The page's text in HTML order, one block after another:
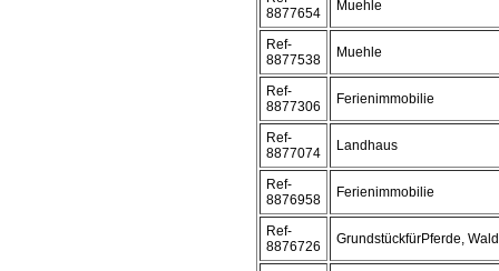
8877654
Muehle
Ref-
8877538
Muehle
Ref-
8877306
Ferienimmobilie
Ref-
8877074
Landhaus
Ref-
8876958
Ferienimmobilie
Ref-
8876726
GrundstückfürPferde, Wald